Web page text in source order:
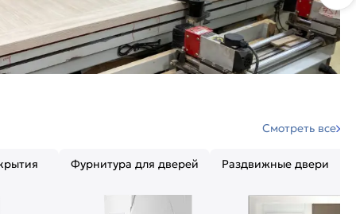
Смотреть все
Фурнитура для дверей Раздвижные двери